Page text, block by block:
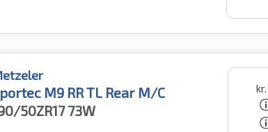
M9 RR TL Rear M/C
50ZR1773W
kr.